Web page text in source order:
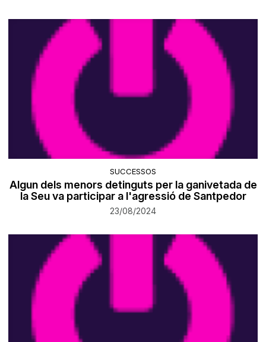
SUCCESSOS
Algun dels menors detinguts per la ganivetada de
la Seu va participar a l'agressió de Santpedor
23/08/2024